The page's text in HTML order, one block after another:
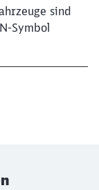
sind
Symbol